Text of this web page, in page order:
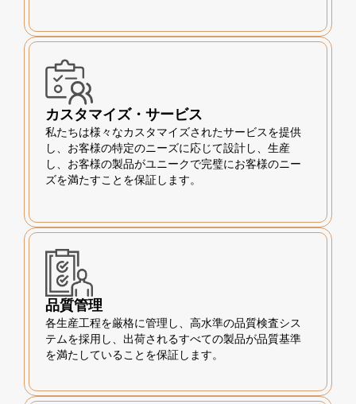
カスタマイズ・サービス
私たちは様々なカスタマイズされたサービスを提供
し、お客様の特定のニーズに応じて設計し、生産
し、お客様の製品がユニークで完璧にお客様のニー
ズを満たすことを保証します。
品質管理
各生産工程を厳格に管理し、高水準の品質検査シス
テムを採用し、出荷されるすべての製品が品質基準
を満たしていることを保証します。